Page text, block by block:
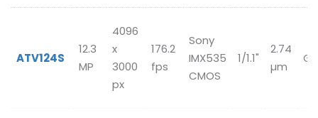
ATV124S
12.3
MP
4096
x
3000
px
176.2
fps
Sony
IMX535
CMOS
1/1.1"
2.74
µm